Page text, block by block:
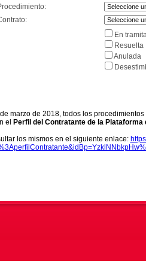
En
Resuelta
Anulada
marzo de 2018, todos los
el
Perfil del Contratante de la
los mismos en el siguiente enlace: